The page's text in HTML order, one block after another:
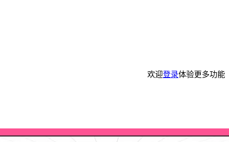
欢迎登录体验更多功能